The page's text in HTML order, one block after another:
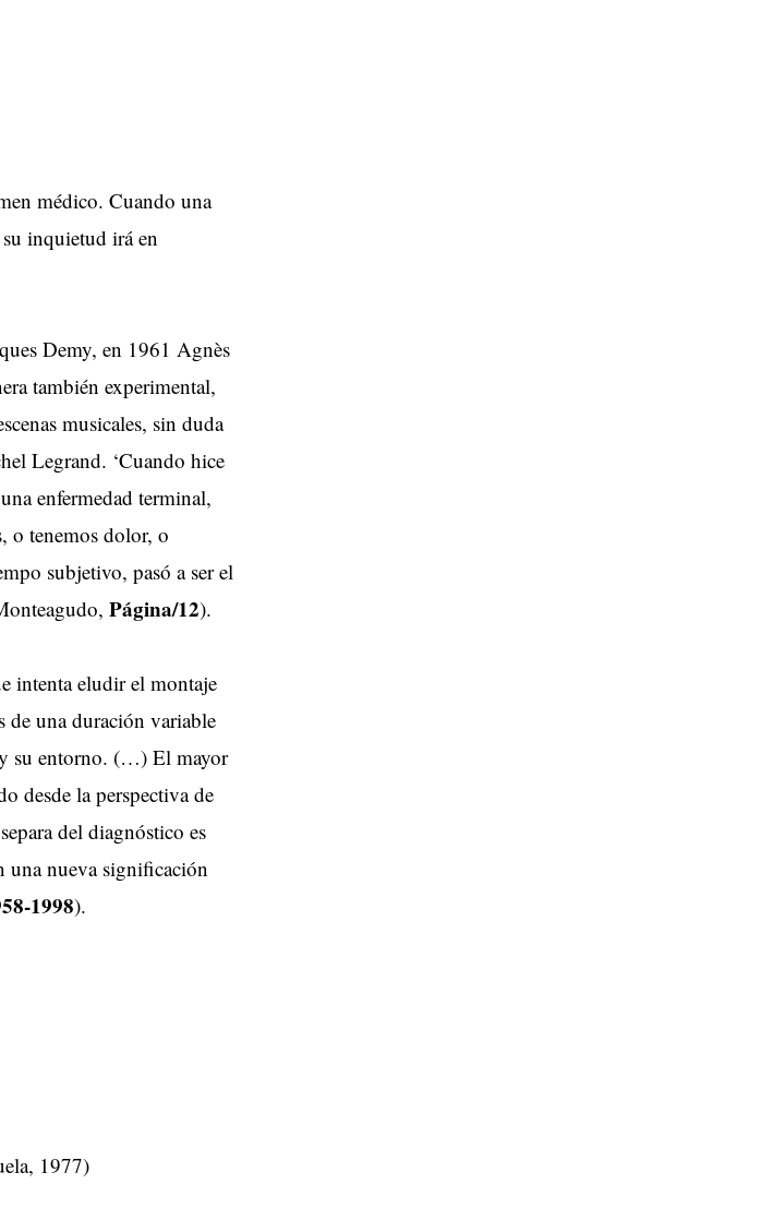
médico. Cuando una
inquietud irá en
Demy, en 1961 Agnès
también experimental,
musicales, sin duda
Legrand. ‘Cuando hice
enfermedad terminal,
o tenemos dolor, o
subjetivo, pasó a ser el
Página/12).
intenta eludir el montaje
de una duración variable
su entorno. (…) El mayor
desde la perspectiva de
del diagnóstico es
una nueva significación
1998).
1977)